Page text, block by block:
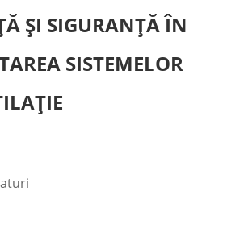
ȘI SIGURANȚĂ ÎN
SISTEMELOR